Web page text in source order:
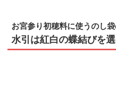
お宮参り初穂料に使うのし
水引は紅白の蝶結びを選